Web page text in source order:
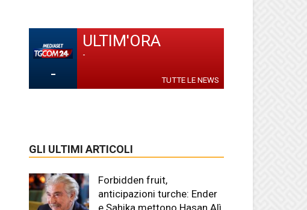
-
ULTIM'ORA
-
TUTTE LE NEWS
GLI ULTIMI ARTICOLI
Forbidden fruit,
anticipazioni turche: Ender